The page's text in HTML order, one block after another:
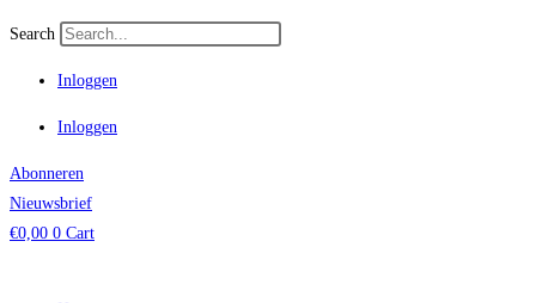
Search
Inloggen
Inloggen
Abonneren
Nieuwsbrief
€0,00 0 Cart